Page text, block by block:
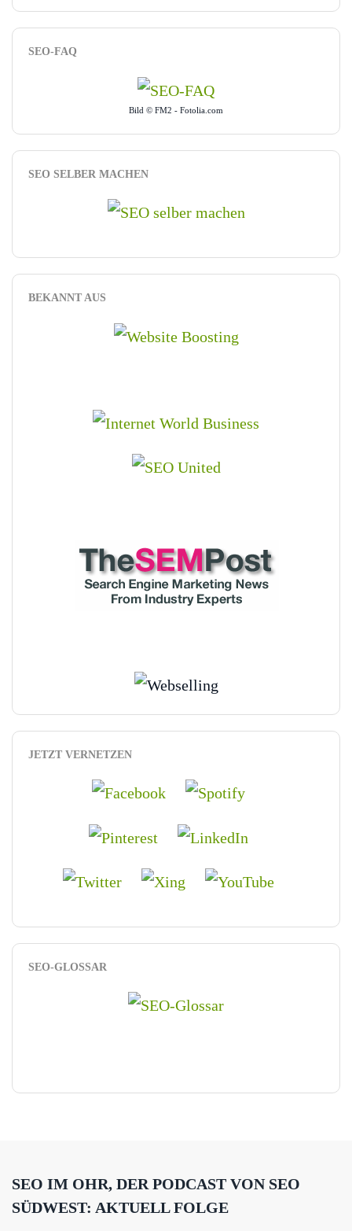
SEO-FAQ
Bild © FM2 - Fotolia.com
SEO SELBER MACHEN
BEKANNT AUS
JETZT VERNETZEN
SEO-GLOSSAR
SEO IM OHR, DER PODCAST VON SEO
SÜDWEST: AKTUELL FOLGE